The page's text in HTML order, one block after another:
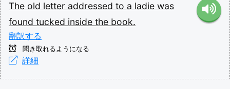
The old letter addressed to a ladie was
found tucked inside the book.
翻訳する
聞き取れるようになる
詳細